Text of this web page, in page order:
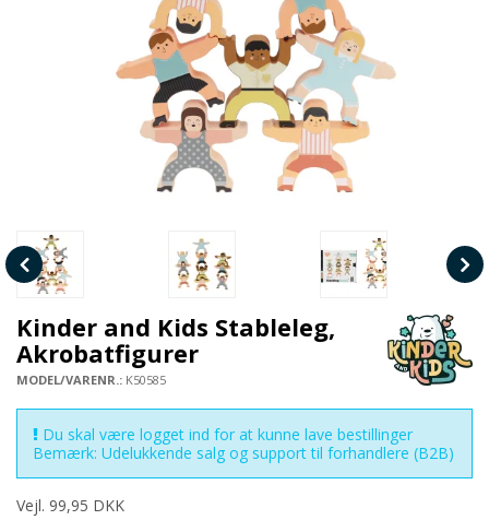
Kinder and Kids Stableleg,
Akrobatfigurer
MODEL/VARENR.: K50585
Du skal være logget ind for at kunne lave bestillinger
Bemærk: Udelukkende salg og support til forhandlere (B2B)
Vejl. 99,95 DKK